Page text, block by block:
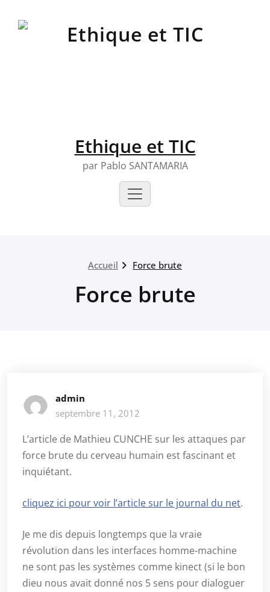
Ethique et TIC
par Pablo SANTAMARIA
Accueil Force brute
Force brute
admin
septembre 11, 2012
L’article de Mathieu CUNCHE sur les attaques par
force brute du cerveau humain est fascinant et
inquiétant.
cliquez ici pour voir l’article sur le journal du net.
Je me dis depuis longtemps que la vraie
révolution dans les interfaces homme-machine
ne sont pas les systèmes comme kinect (si le bon
dieu nous avait donné nos 5 sens pour dialoguer